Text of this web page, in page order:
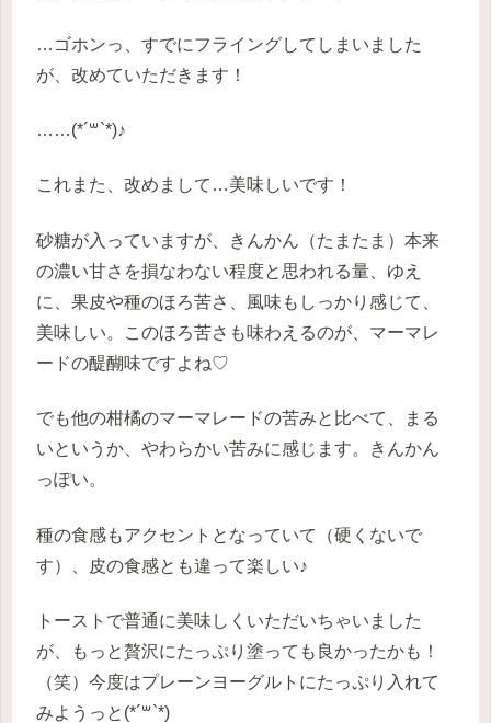
…ゴホンっ、すでにフライングしてしまいました
が、改めていただきます！
……(*´꒳`*)♪
これまた、改めまして…美味しいです！
砂糖が入っていますが、きんかん（たまたま）本来
の濃い甘さを損なわない程度と思われる量、ゆえ
に、果皮や種のほろ苦さ、風味もしっかり感じて、
美味しい。このほろ苦さも味わえるのが、マーマレ
ードの醍醐味ですよね♡
でも他の柑橘のマーマレードの苦みと比べて、まる
いというか、やわらかい苦みに感じます。きんかん
っぽい。
種の食感もアクセントとなっていて（硬くないで
す）、皮の食感とも違って楽しい♪
トーストで普通に美味しくいただいちゃいました
が、もっと贅沢にたっぷり塗っても良かったかも！
（笑）今度はプレーンヨーグルトにたっぷり入れて
みようっと(*´꒳`*)